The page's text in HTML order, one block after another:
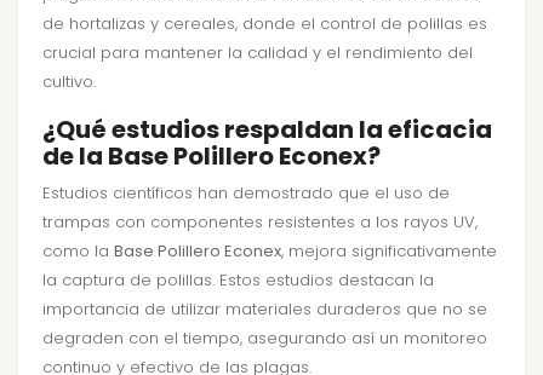
de hortalizas y cereales, donde el control de polillas es
crucial para mantener la calidad y el rendimiento del
cultivo.
¿Qué estudios respaldan la eficacia
de la Base Polillero Econex?
Estudios científicos han demostrado que el uso de
trampas con componentes resistentes a los rayos UV,
como la Base Polillero Econex, mejora significativamente
la captura de polillas. Estos estudios destacan la
importancia de utilizar materiales duraderos que no se
degraden con el tiempo, asegurando así un monitoreo
continuo y efectivo de las plagas.